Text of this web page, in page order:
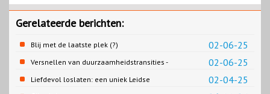
Gerelateerde berichten:
02-06-25
Blij met de laatste plek (?)
02-06-25
Versnellen van duurzaamheidstransities -
het SPRONG project
02-04-25
Liefdevol loslaten: een uniek Leidse